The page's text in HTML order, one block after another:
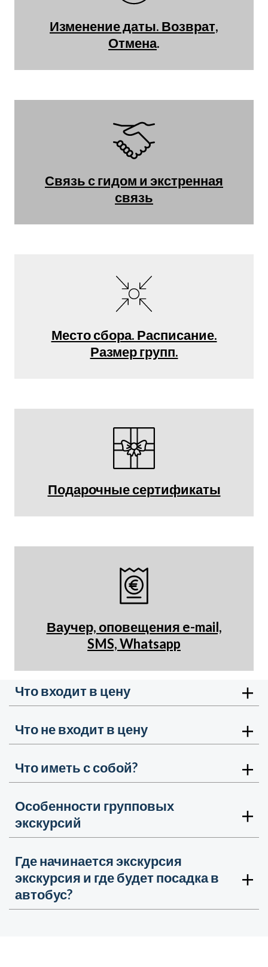
Изменение даты. Возврат,
Отмена.
Связь с гидом и экстренная
связь
Место сбора. Расписание.
Размер групп.
Подарочные сертификаты
Ваучер, оповещения e-mail,
SMS, Whatsapp
Что входит в цену
Что не входит в цену
Что иметь с собой?
Особенности групповых
экскурсий
Где начинается экскурсия
экскурсия и где будет посадка в
автобус?